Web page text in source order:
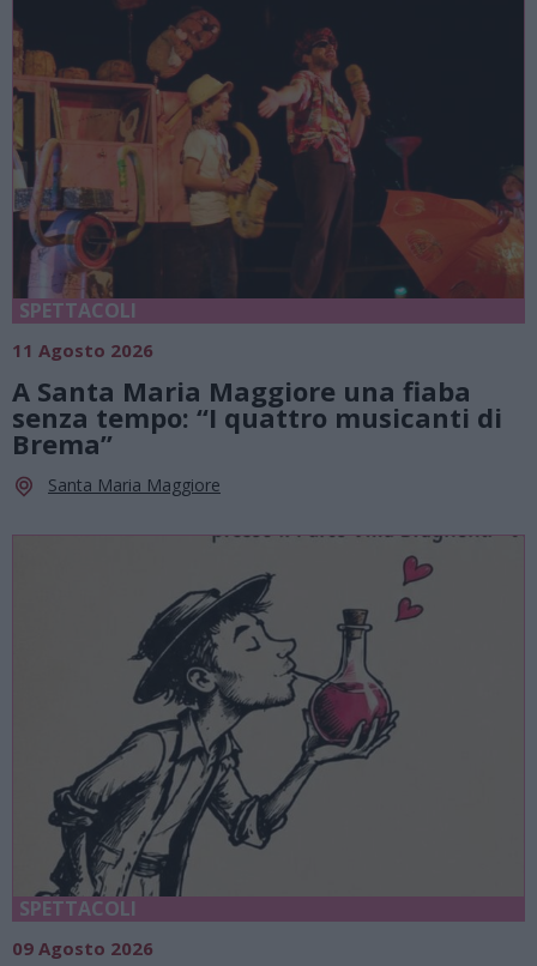
SPETTACOLI
11 Agosto 2026
A Santa Maria Maggiore una fiaba
senza tempo: “I quattro musicanti di
Brema”
Santa Maria Maggiore
SPETTACOLI
09 Agosto 2026